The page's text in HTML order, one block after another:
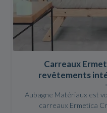
Carreaux
revêtements
Aubagne Matériaux est
carreaux Ermetica